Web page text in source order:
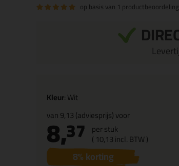
op basis van 1 productbeoordeling
Kleur: Wit
van9,13(adviesprijs) voor
8,37 per stuk
( 10,13incl. BTW )
8% korting